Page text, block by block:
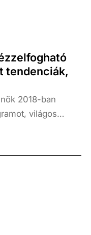
tendenciák,
2018-ban
világos
a falvakban élni.